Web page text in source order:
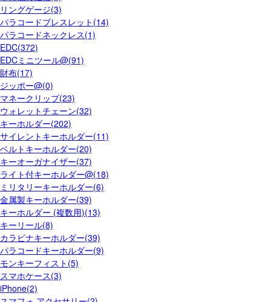
リングゲージ(3)
パラコードブレスレット(14)
パラコードネックレス(1)
EDC(372)
EDCミニツール@(91)
財布(17)
ジッポー@(0)
マネークリップ(23)
ウォレットチェーン(32)
キーホルダー(202)
サイレントキーホルダー(11)
ベルトキーホルダー(20)
キーオーガナイザー(37)
ライト付キーホルダー@(18)
ミリタリーキーホルダー(6)
金属製キーホルダー(39)
キーホルダー (複数用)(13)
キーリール(8)
カラビナキーホルダー(39)
パラコードキーホルダー(9)
モンキーフィスト(5)
スマホケース(3)
iPhone(2)